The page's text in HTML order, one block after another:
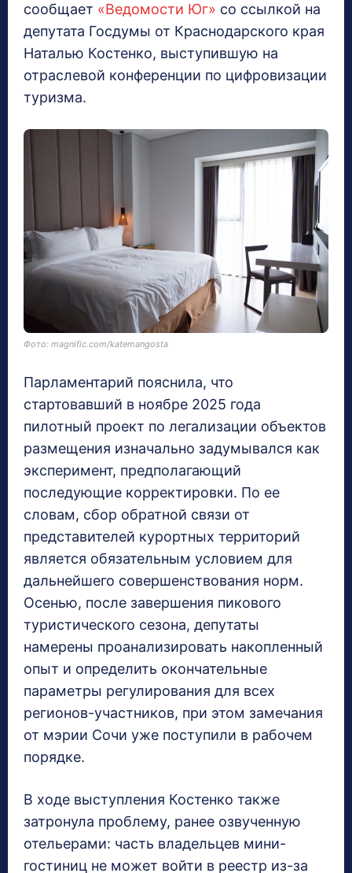
сообщает «Ведомости Юг» со ссылкой на
депутата Госдумы от Краснодарского края
Наталью Костенко, выступившую на
отраслевой конференции по цифровизации
туризма.
Фото: magnific.com/katemangosta
Парламентарий пояснила, что
стартовавший в ноябре 2025 года
пилотный проект по легализации объектов
размещения изначально задумывался как
эксперимент, предполагающий
последующие корректировки. По ее
словам, сбор обратной связи от
представителей курортных территорий
является обязательным условием для
дальнейшего совершенствования норм.
Осенью, после завершения пикового
туристического сезона, депутаты
намерены проанализировать накопленный
опыт и определить окончательные
параметры регулирования для всех
регионов-участников, при этом замечания
от мэрии Сочи уже поступили в рабочем
порядке.
В ходе выступления Костенко также
затронула проблему, ранее озвученную
отельерами: часть владельцев мини-
гостиниц не может войти в реестр из-за